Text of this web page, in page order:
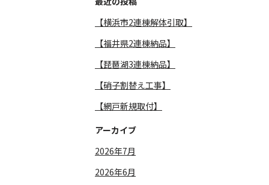
【横浜市2連棟解体引取】
【福井県2連棟納品】
【琵琶湖3連棟納品】
【硝子割替え工事】
【網戸新規取付】
アーカイブ
2026年7月
2026年6月